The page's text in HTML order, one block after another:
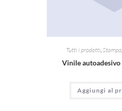
Tutti i prodotti,Stampa,
Vinile
Aggiungi al